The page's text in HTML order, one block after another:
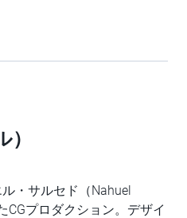
・サルセド（Nahuel
CGプロダクション。デザイ